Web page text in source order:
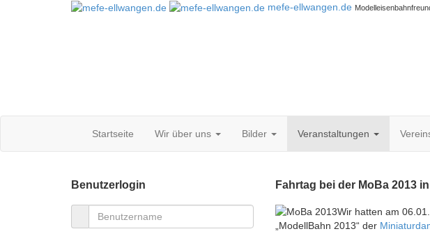
mefe-ellwangen.de
Startseite Wir über uns Bilder Veranstaltungen
Fahrtag bei der MoBa 2013
Wir hatten am
„ModellBahn 2013“ der
Benutzerlogin